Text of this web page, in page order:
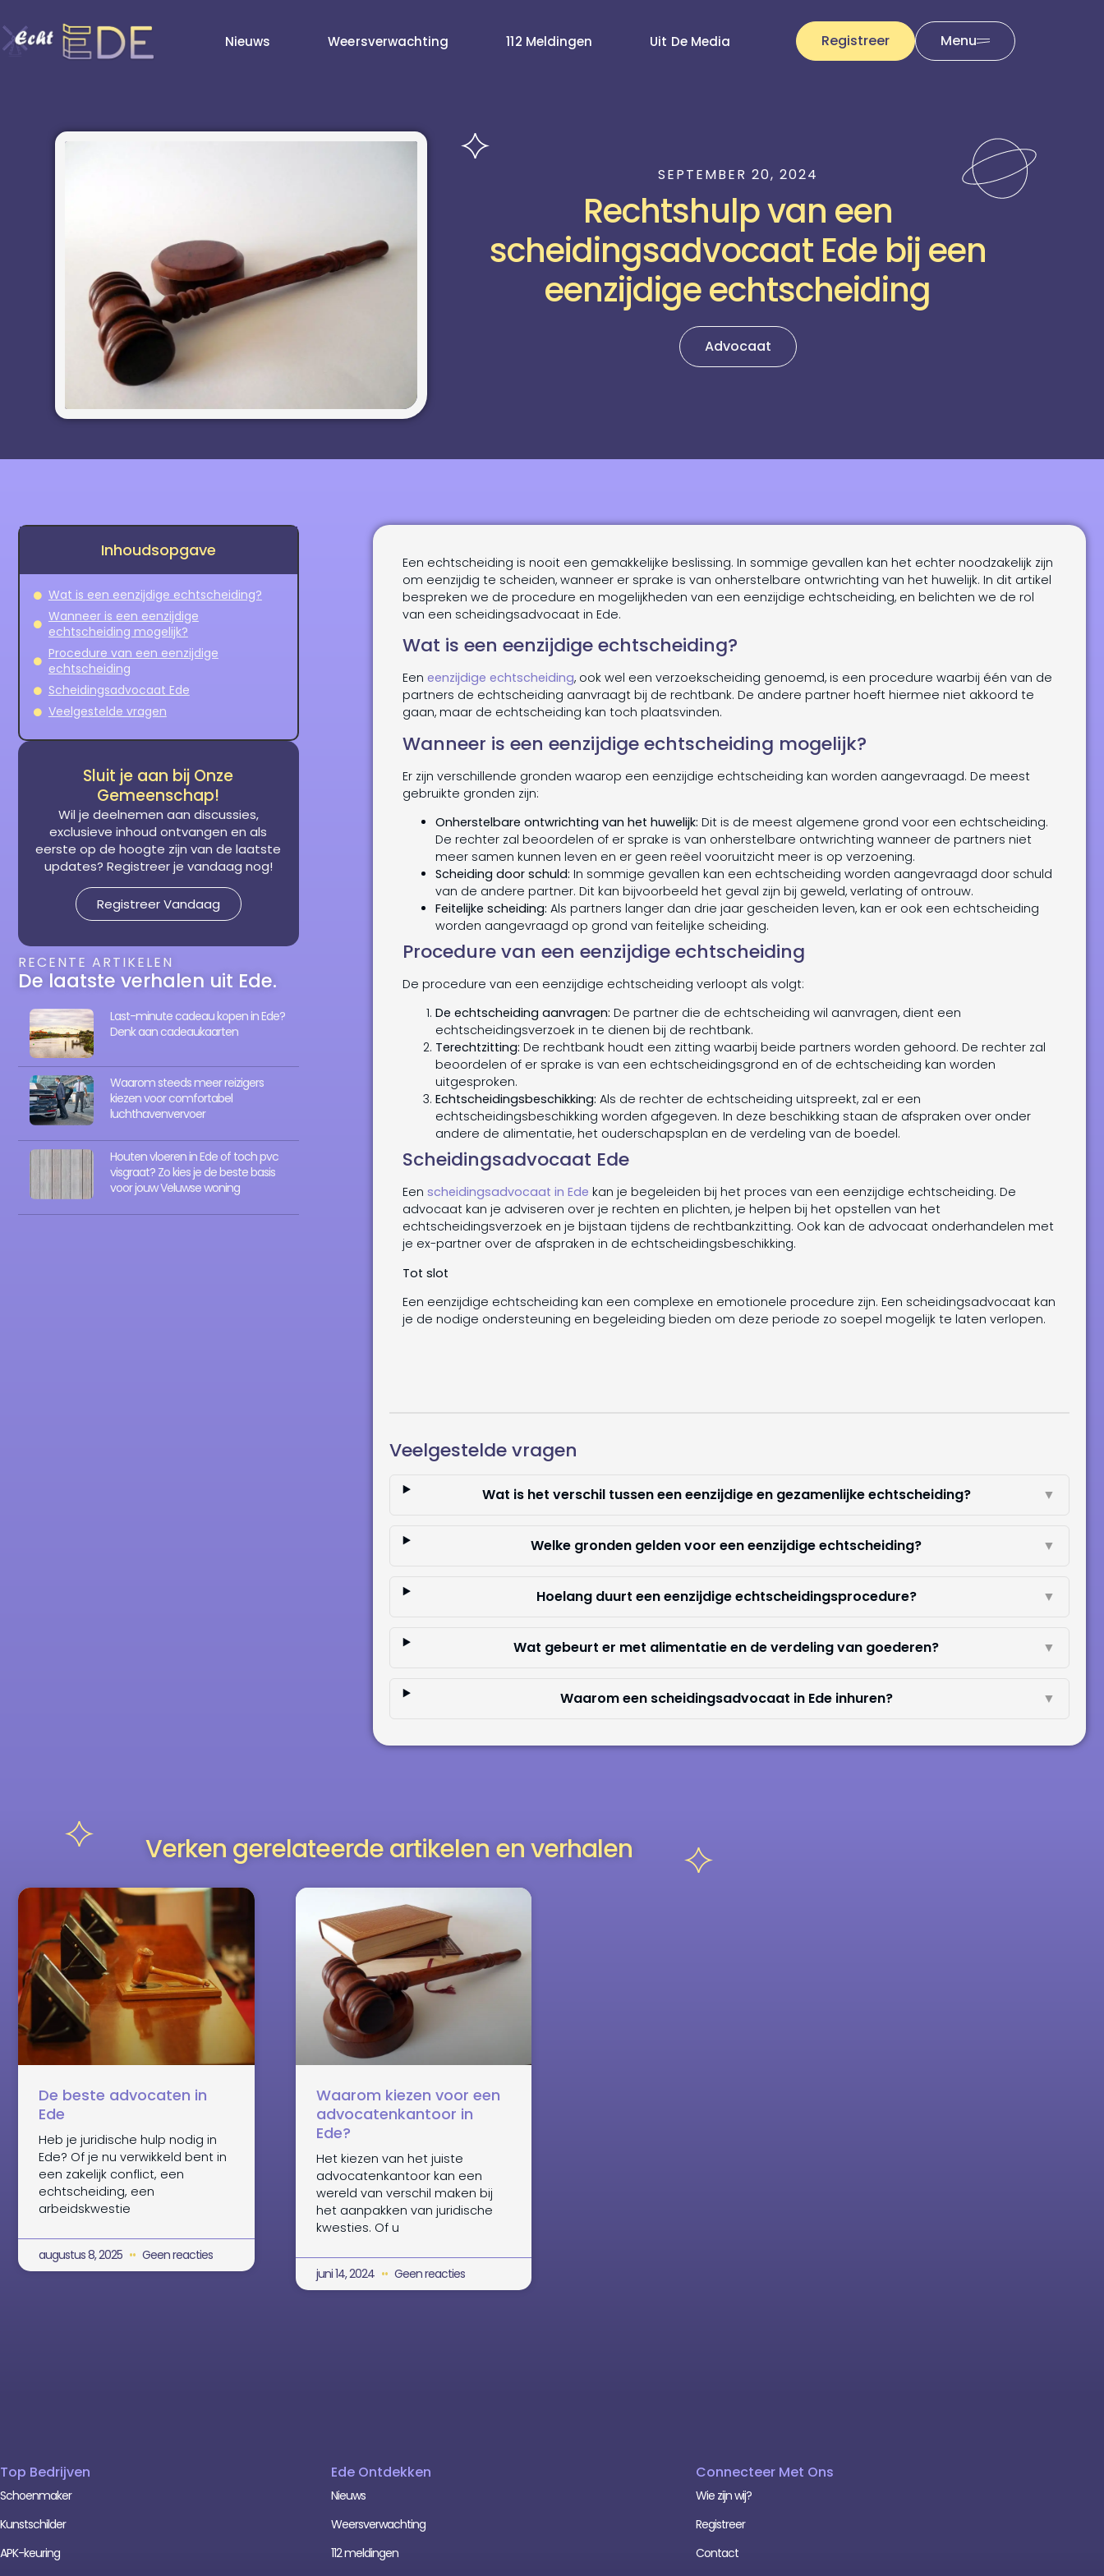
Nieuws Weersverwachting 112 Meldingen Uit De Media Registreer Menu
SEPTEMBER 20, 2024
Rechtshulp van een
scheidingsadvocaat Ede bij een
eenzijdige echtscheiding
Advocaat
Een echtscheiding is nooit een gemakkelijke beslissing. In sommige gevallen kan het echter noodzakelijk zijn
om eenzijdig te scheiden, wanneer er sprake is van onherstelbare ontwrichting van het huwelijk. In dit artikel
bespreken we de procedure en mogelijkheden van een eenzijdige echtscheiding, en belichten we de rol
van een scheidingsadvocaat in Ede.
Wat is een eenzijdige echtscheiding?
Een eenzijdige echtscheiding, ook wel een verzoekscheiding genoemd, is een procedure waarbij één van de
partners de echtscheiding aanvraagt bij de rechtbank. De andere partner hoeft hiermee niet akkoord te
gaan, maar de echtscheiding kan toch plaatsvinden.
Wanneer is een eenzijdige echtscheiding mogelijk?
Er zijn verschillende gronden waarop een eenzijdige echtscheiding kan worden aangevraagd. De meest
gebruikte gronden zijn:
Onherstelbare ontwrichting van het huwelijk: Dit is de meest algemene grond voor een echtscheiding.
De rechter zal beoordelen of er sprake is van onherstelbare ontwrichting wanneer de partners niet
meer samen kunnen leven en er geen reëel vooruitzicht meer is op verzoening.
Scheiding door schuld: In sommige gevallen kan een echtscheiding worden aangevraagd door schuld
van de andere partner. Dit kan bijvoorbeeld het geval zijn bij geweld, verlating of ontrouw.
Feitelijke scheiding: Als partners langer dan drie jaar gescheiden leven, kan er ook een echtscheiding
worden aangevraagd op grond van feitelijke scheiding.
Procedure van een eenzijdige echtscheiding
De procedure van een eenzijdige echtscheiding verloopt als volgt:
De echtscheiding aanvragen: De partner die de echtscheiding wil aanvragen, dient een
echtscheidingsverzoek in te dienen bij de rechtbank.
Terechtzitting: De rechtbank houdt een zitting waarbij beide partners worden gehoord. De rechter zal
beoordelen of er sprake is van een echtscheidingsgrond en of de echtscheiding kan worden
uitgesproken.
Echtscheidingsbeschikking: Als de rechter de echtscheiding uitspreekt, zal er een
echtscheidingsbeschikking worden afgegeven. In deze beschikking staan de afspraken over onder
andere de alimentatie, het ouderschapsplan en de verdeling van de boedel.
Scheidingsadvocaat Ede
Een scheidingsadvocaat in Ede kan je begeleiden bij het proces van een eenzijdige echtscheiding. De
advocaat kan je adviseren over je rechten en plichten, je helpen bij het opstellen van het
echtscheidingsverzoek en je bijstaan ​​tijdens de rechtbankzitting. Ook kan de advocaat onderhandelen met
je ex-partner over de afspraken in de echtscheidingsbeschikking.
Tot slot
Een eenzijdige echtscheiding kan een complexe en emotionele procedure zijn. Een scheidingsadvocaat kan
je de nodige ondersteuning en begeleiding bieden om deze periode zo soepel mogelijk te laten verlopen.
Veelgestelde vragen
Wat is het verschil tussen een eenzijdige en gezamenlijke echtscheiding? ▼
Welke gronden gelden voor een eenzijdige echtscheiding? ▼
Hoelang duurt een eenzijdige echtscheidingsprocedure? ▼
Wat gebeurt er met alimentatie en de verdeling van goederen? ▼
Waarom een scheidingsadvocaat in Ede inhuren? ▼
Inhoudsopgave
Wat is een eenzijdige echtscheiding?
Wanneer is een eenzijdige
echtscheiding mogelijk?
Procedure van een eenzijdige
echtscheiding
Scheidingsadvocaat Ede
Veelgestelde vragen
Sluit je aan bij Onze
Gemeenschap!
Wil je deelnemen aan discussies,
exclusieve inhoud ontvangen en als
eerste op de hoogte zijn van de laatste
updates? Registreer je vandaag nog!
Registreer Vandaag
RECENTE ARTIKELEN
De laatste verhalen uit Ede.
Last-minute cadeau kopen in Ede?
Denk aan cadeaukaarten
Waarom steeds meer reizigers
kiezen voor comfortabel
luchthavenvervoer
Houten vloeren in Ede of toch pvc
visgraat? Zo kies je de beste basis
voor jouw Veluwse woning
Verken gerelateerde artikelen en verhalen
De beste advocaten in
Ede
Heb je juridische hulp nodig in
Ede? Of je nu verwikkeld bent in
een zakelijk conflict, een
echtscheiding, een
arbeidskwestie
augustus 8, 2025 Geen reacties
Waarom kiezen voor een
advocatenkantoor in
Ede?
Het kiezen van het juiste
advocatenkantoor kan een
wereld van verschil maken bij
het aanpakken van juridische
kwesties. Of u
juni 14, 2024 Geen reacties
Top Bedrijven
Schoenmaker
Kunstschilder
APK-keuring
Ede Ontdekken
Nieuws
Weersverwachting
112 meldingen
Connecteer Met Ons
Wie zijn wij?
Registreer
Contact